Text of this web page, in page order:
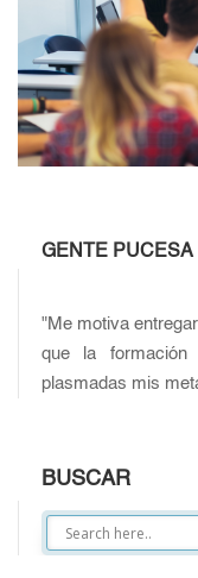
GENTE PUCESA
"Me motiva
que la formación
plasmadas mis
BUSCAR